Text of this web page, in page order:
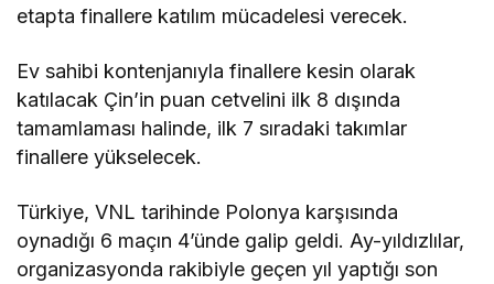
etapta finallere katılım mücadelesi verecek.
Ev sahibi kontenjanıyla finallere kesin olarak
katılacak Çin’in puan cetvelini ilk 8 dışında
tamamlaması halinde, ilk 7 sıradaki takımlar
finallere yükselecek.
Türkiye, VNL tarihinde Polonya karşısında
oynadığı 6 maçın 4’ünde galip geldi. Ay-yıldızlılar,
organizasyonda rakibiyle geçen yıl yaptığı son